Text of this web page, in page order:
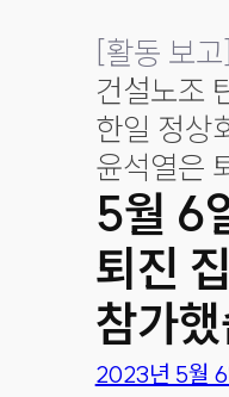
[활동 보고]
건설노조
한일 정상
윤석열은
5월 6
퇴진
참가
2023년 5월